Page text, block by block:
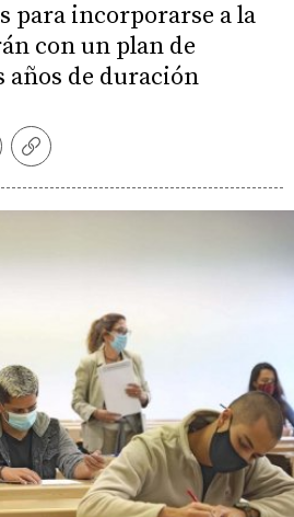
para incorporarse a la
con un plan de
años de duración
Copiar